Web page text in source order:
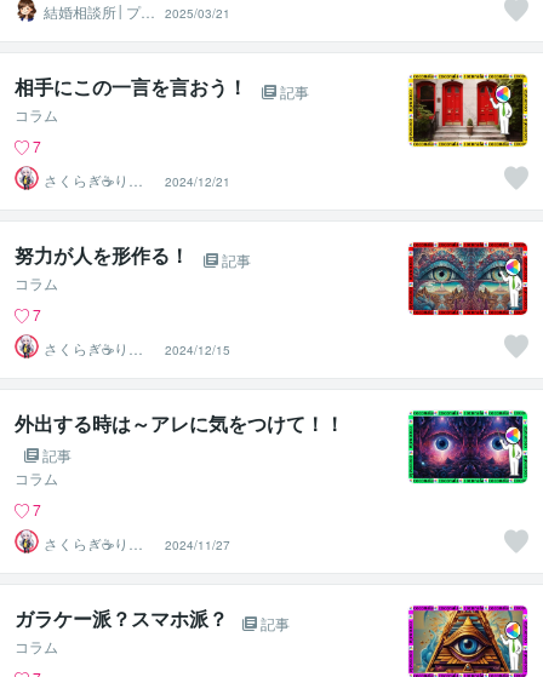
結婚相談所│プリ
マリエ鹿児島
2025/03/21
相手にこの一言を言おう！
記事
コラム
7
さくらぎ☕りょ
う⛎癒やし電話
相談サロン
2024/12/21
努力が人を形作る！
記事
コラム
7
さくらぎ☕りょ
う⛎癒やし電話
相談サロン
2024/12/15
外出する時は～アレに気をつけて！！
記事
コラム
7
さくらぎ☕りょ
う⛎癒やし電話
相談サロン
2024/11/27
ガラケー派？スマホ派？
記事
コラム